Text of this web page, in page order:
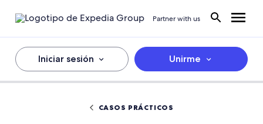
Partner with us
Iniciar sesión Unirme
CASOS PRÁCTICOS